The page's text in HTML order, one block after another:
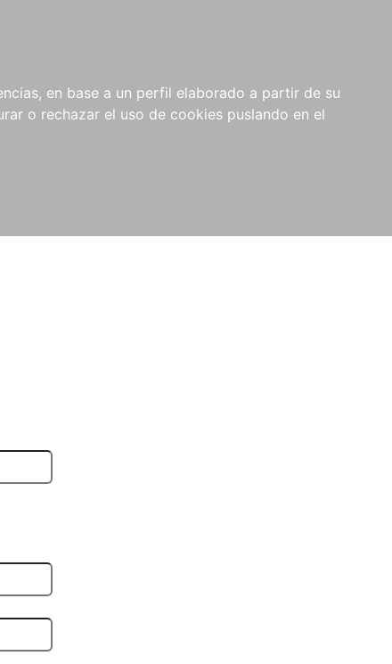
en base a un perfil elaborado a partir de su
o rechazar el uso de cookies puslando en el
NOVEDADES NOTICIAS
COMPRAS
INSTITUCIONALES